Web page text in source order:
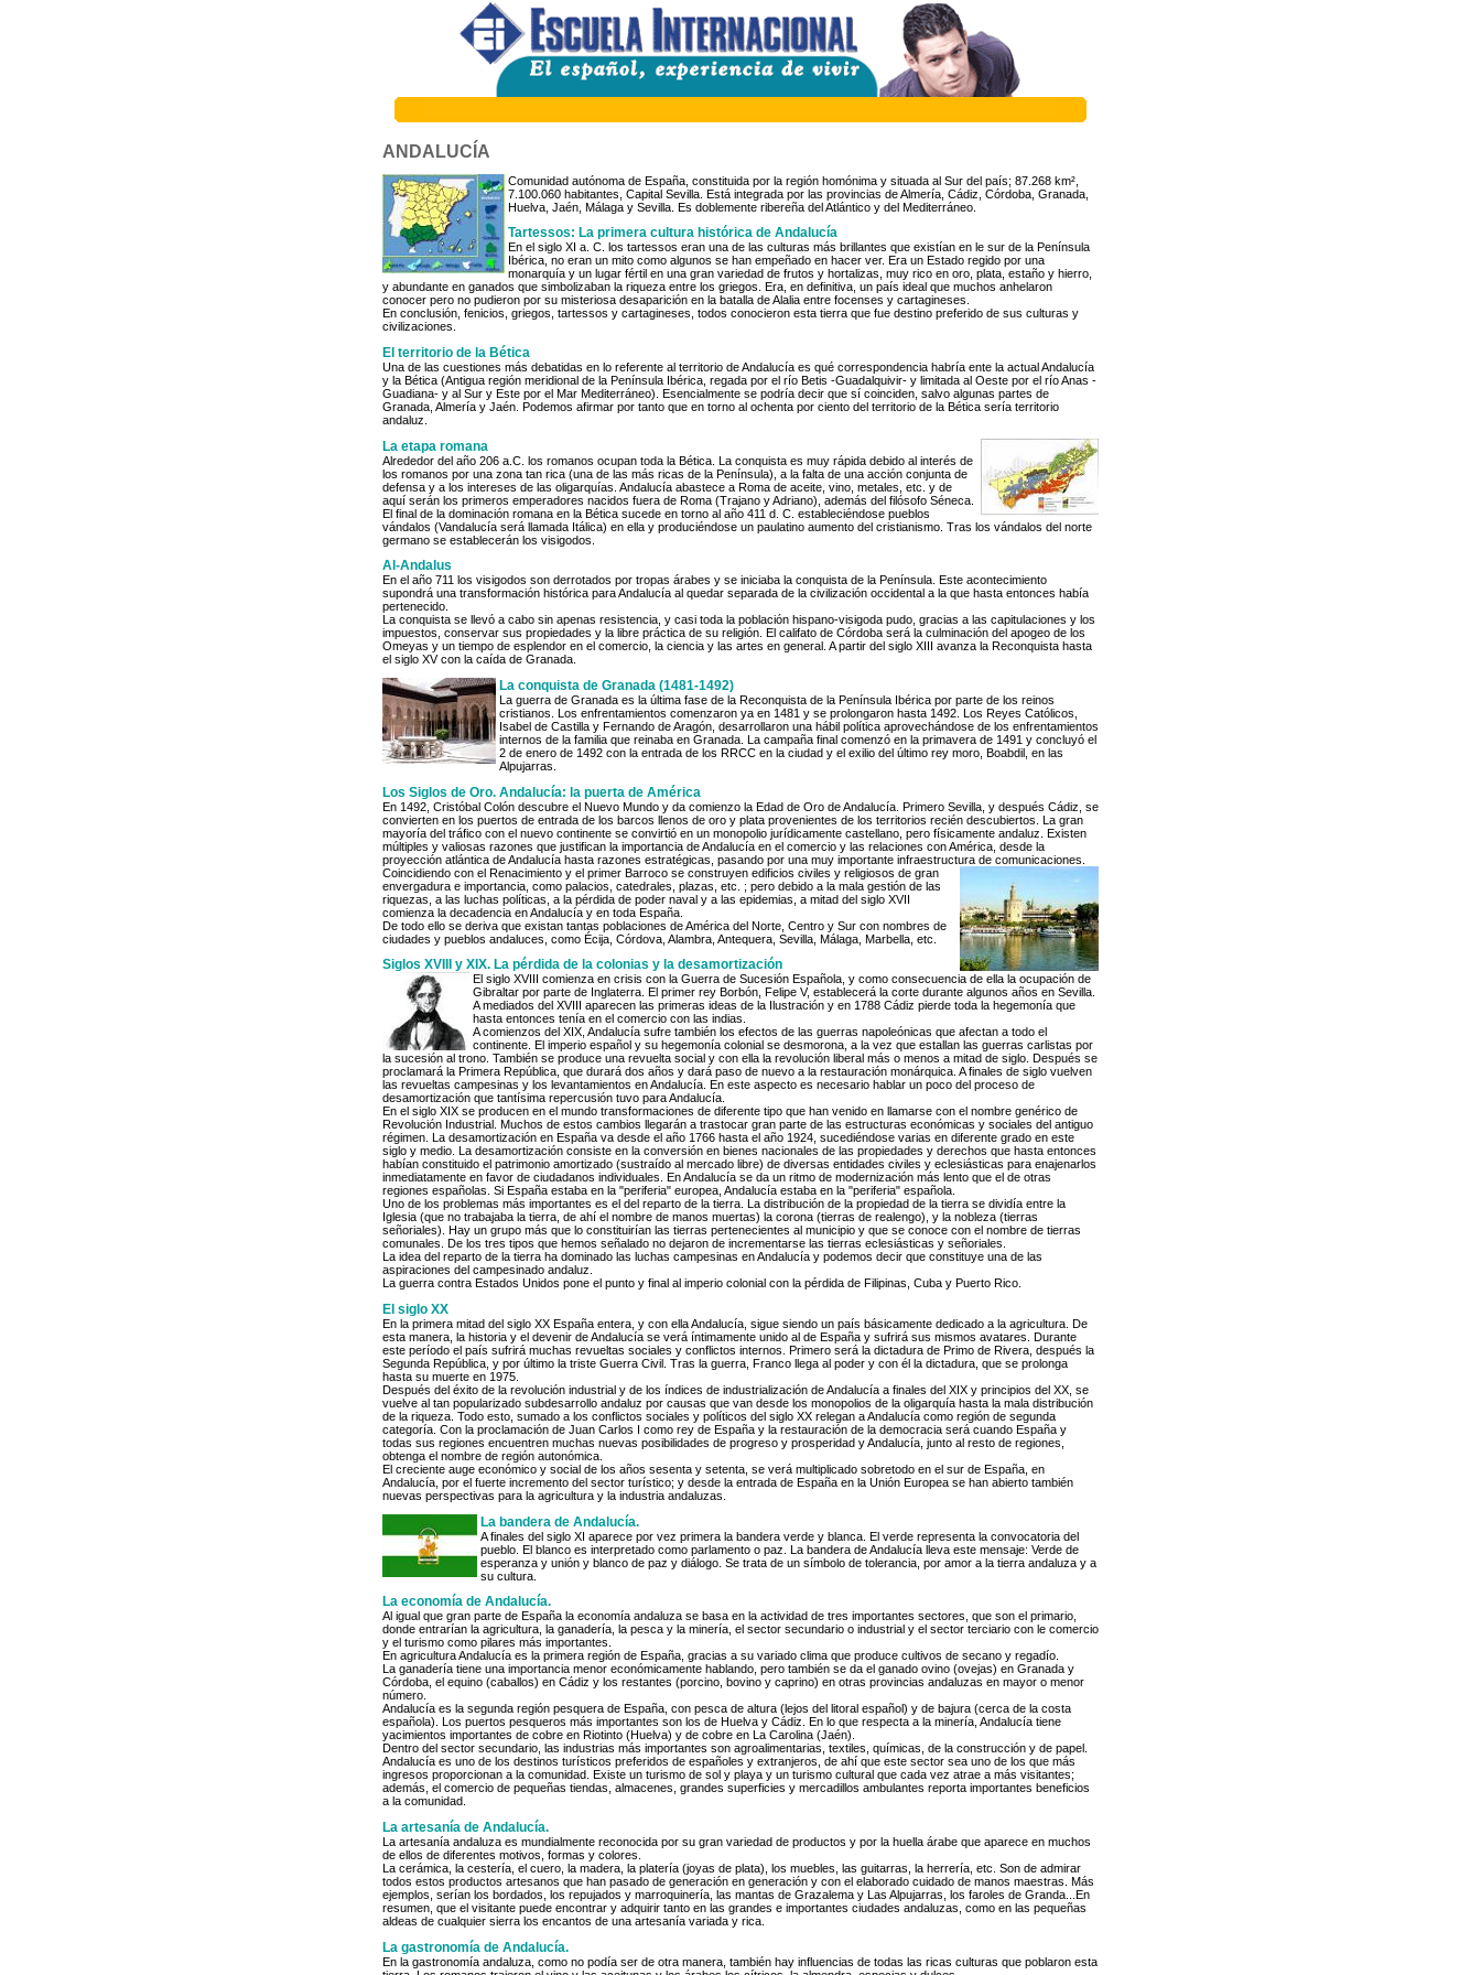
ANDALUCÍA
Comunidad autónoma de España, constituida por la región homónima y situada al Sur del país; 87.268 km²,
7.100.060 habitantes, Capital Sevilla. Está integrada por las provincias de Almería, Cádiz, Córdoba, Granada,
Huelva, Jaén, Málaga y Sevilla. Es doblemente ribereña del Atlántico y del Mediterráneo.
Tartessos: La primera cultura histórica de Andalucía
En el siglo XI a. C. los tartessos eran una de las culturas más brillantes que existían en le sur de la Península
Ibérica, no eran un mito como algunos se han empeñado en hacer ver. Era un Estado regido por una
monarquía y un lugar fértil en una gran variedad de frutos y hortalizas, muy rico en oro, plata, estaño y hierro,
y abundante en ganados que simbolizaban la riqueza entre los griegos. Era, en definitiva, un país ideal que muchos anhelaron
conocer pero no pudieron por su misteriosa desaparición en la batalla de Alalia entre focenses y cartagineses.
En conclusión, fenicios, griegos, tartessos y cartagineses, todos conocieron esta tierra que fue destino preferido de sus culturas y
civilizaciones.
El territorio de la Bética
Una de las cuestiones más debatidas en lo referente al territorio de Andalucía es qué correspondencia habría ente la actual Andalucía
y la Bética (Antigua región meridional de la Península Ibérica, regada por el río Betis -Guadalquivir- y limitada al Oeste por el río Anas -
Guadiana- y al Sur y Este por el Mar Mediterráneo). Esencialmente se podría decir que sí coinciden, salvo algunas partes de
Granada, Almería y Jaén. Podemos afirmar por tanto que en torno al ochenta por ciento del territorio de la Bética sería territorio
andaluz.
La etapa romana
Alrededor del año 206 a.C. los romanos ocupan toda la Bética. La conquista es muy rápida debido al interés de
los romanos por una zona tan rica (una de las más ricas de la Península), a la falta de una acción conjunta de
defensa y a los intereses de las oligarquías. Andalucía abastece a Roma de aceite, vino, metales, etc. y de
aquí serán los primeros emperadores nacidos fuera de Roma (Trajano y Adriano), además del filósofo Séneca.
El final de la dominación romana en la Bética sucede en torno al año 411 d. C. estableciéndose pueblos
vándalos (Vandalucía será llamada Itálica) en ella y produciéndose un paulatino aumento del cristianismo. Tras los vándalos del norte
germano se establecerán los visigodos.
Al-Andalus
En el año 711 los visigodos son derrotados por tropas árabes y se iniciaba la conquista de la Península. Este acontecimiento
supondrá una transformación histórica para Andalucía al quedar separada de la civilización occidental a la que hasta entonces había
pertenecido.
La conquista se llevó a cabo sin apenas resistencia, y casi toda la población hispano-visigoda pudo, gracias a las capitulaciones y los
impuestos, conservar sus propiedades y la libre práctica de su religión. El califato de Córdoba será la culminación del apogeo de los
Omeyas y un tiempo de esplendor en el comercio, la ciencia y las artes en general. A partir del siglo XIII avanza la Reconquista hasta
el siglo XV con la caída de Granada.
La conquista de Granada (1481-1492)
La guerra de Granada es la última fase de la Reconquista de la Península Ibérica por parte de los reinos
cristianos. Los enfrentamientos comenzaron ya en 1481 y se prolongaron hasta 1492. Los Reyes Católicos,
Isabel de Castilla y Fernando de Aragón, desarrollaron una hábil política aprovechándose de los enfrentamientos
internos de la familia que reinaba en Granada. La campaña final comenzó en la primavera de 1491 y concluyó el
2 de enero de 1492 con la entrada de los RRCC en la ciudad y el exilio del último rey moro, Boabdil, en las
Alpujarras.
Los Siglos de Oro. Andalucía: la puerta de América
En 1492, Cristóbal Colón descubre el Nuevo Mundo y da comienzo la Edad de Oro de Andalucía. Primero Sevilla, y después Cádiz, se
convierten en los puertos de entrada de los barcos llenos de oro y plata provenientes de los territorios recién descubiertos. La gran
mayoría del tráfico con el nuevo continente se convirtió en un monopolio jurídicamente castellano, pero físicamente andaluz. Existen
múltiples y valiosas razones que justifican la importancia de Andalucía en el comercio y las relaciones con América, desde la
proyección atlántica de Andalucía hasta razones estratégicas, pasando por una muy importante infraestructura de comunicaciones.
Coincidiendo con el Renacimiento y el primer Barroco se construyen edificios civiles y religiosos de gran
envergadura e importancia, como palacios, catedrales, plazas, etc. ; pero debido a la mala gestión de las
riquezas, a las luchas políticas, a la pérdida de poder naval y a las epidemias, a mitad del siglo XVII
comienza la decadencia en Andalucía y en toda España.
De todo ello se deriva que existan tantas poblaciones de América del Norte, Centro y Sur con nombres de
ciudades y pueblos andaluces, como Écija, Córdova, Alambra, Antequera, Sevilla, Málaga, Marbella, etc.
Siglos XVIII y XIX. La pérdida de la colonias y la desamortización
El siglo XVIII comienza en crisis con la Guerra de Sucesión Española, y como consecuencia de ella la ocupación de
Gibraltar por parte de Inglaterra. El primer rey Borbón, Felipe V, establecerá la corte durante algunos años en Sevilla.
A mediados del XVIII aparecen las primeras ideas de la Ilustración y en 1788 Cádiz pierde toda la hegemonía que
hasta entonces tenía en el comercio con las indias.
A comienzos del XIX, Andalucía sufre también los efectos de las guerras napoleónicas que afectan a todo el
continente. El imperio español y su hegemonía colonial se desmorona, a la vez que estallan las guerras carlistas por
la sucesión al trono. También se produce una revuelta social y con ella la revolución liberal más o menos a mitad de siglo. Después se
proclamará la Primera República, que durará dos años y dará paso de nuevo a la restauración monárquica. A finales de siglo vuelven
las revueltas campesinas y los levantamientos en Andalucía. En este aspecto es necesario hablar un poco del proceso de
desamortización que tantísima repercusión tuvo para Andalucía.
En el siglo XIX se producen en el mundo transformaciones de diferente tipo que han venido en llamarse con el nombre genérico de
Revolución Industrial. Muchos de estos cambios llegarán a trastocar gran parte de las estructuras económicas y sociales del antiguo
régimen. La desamortización en España va desde el año 1766 hasta el año 1924, sucediéndose varias en diferente grado en este
siglo y medio. La desamortización consiste en la conversión en bienes nacionales de las propiedades y derechos que hasta entonces
habían constituido el patrimonio amortizado (sustraído al mercado libre) de diversas entidades civiles y eclesiásticas para enajenarlos
inmediatamente en favor de ciudadanos individuales. En Andalucía se da un ritmo de modernización más lento que el de otras
regiones españolas. Si España estaba en la "periferia" europea, Andalucía estaba en la "periferia" española.
Uno de los problemas más importantes es el del reparto de la tierra. La distribución de la propiedad de la tierra se dividía entre la
Iglesia (que no trabajaba la tierra, de ahí el nombre de manos muertas) la corona (tierras de realengo), y la nobleza (tierras
señoriales). Hay un grupo más que lo constituirían las tierras pertenecientes al municipio y que se conoce con el nombre de tierras
comunales. De los tres tipos que hemos señalado no dejaron de incrementarse las tierras eclesiásticas y señoriales.
La idea del reparto de la tierra ha dominado las luchas campesinas en Andalucía y podemos decir que constituye una de las
aspiraciones del campesinado andaluz.
La guerra contra Estados Unidos pone el punto y final al imperio colonial con la pérdida de Filipinas, Cuba y Puerto Rico.
El siglo XX
En la primera mitad del siglo XX España entera, y con ella Andalucía, sigue siendo un país básicamente dedicado a la agricultura. De
esta manera, la historia y el devenir de Andalucía se verá íntimamente unido al de España y sufrirá sus mismos avatares. Durante
este período el país sufrirá muchas revueltas sociales y conflictos internos. Primero será la dictadura de Primo de Rivera, después la
Segunda República, y por último la triste Guerra Civil. Tras la guerra, Franco llega al poder y con él la dictadura, que se prolonga
hasta su muerte en 1975.
Después del éxito de la revolución industrial y de los índices de industrialización de Andalucía a finales del XIX y principios del XX, se
vuelve al tan popularizado subdesarrollo andaluz por causas que van desde los monopolios de la oligarquía hasta la mala distribución
de la riqueza. Todo esto, sumado a los conflictos sociales y políticos del siglo XX relegan a Andalucía como región de segunda
categoría. Con la proclamación de Juan Carlos I como rey de España y la restauración de la democracia será cuando España y
todas sus regiones encuentren muchas nuevas posibilidades de progreso y prosperidad y Andalucía, junto al resto de regiones,
obtenga el nombre de región autonómica.
El creciente auge económico y social de los años sesenta y setenta, se verá multiplicado sobretodo en el sur de España, en
Andalucía, por el fuerte incremento del sector turístico; y desde la entrada de España en la Unión Europea se han abierto también
nuevas perspectivas para la agricultura y la industria andaluzas.
La bandera de Andalucía.
A finales del siglo XI aparece por vez primera la bandera verde y blanca. El verde representa la convocatoria del
pueblo. El blanco es interpretado como parlamento o paz. La bandera de Andalucía lleva este mensaje: Verde de
esperanza y unión y blanco de paz y diálogo. Se trata de un símbolo de tolerancia, por amor a la tierra andaluza y a
su cultura.
La economía de Andalucía.
Al igual que gran parte de España la economía andaluza se basa en la actividad de tres importantes sectores, que son el primario,
donde entrarían la agricultura, la ganadería, la pesca y la minería, el sector secundario o industrial y el sector terciario con le comercio
y el turismo como pilares más importantes.
En agricultura Andalucía es la primera región de España, gracias a su variado clima que produce cultivos de secano y regadío.
La ganadería tiene una importancia menor económicamente hablando, pero también se da el ganado ovino (ovejas) en Granada y
Córdoba, el equino (caballos) en Cádiz y los restantes (porcino, bovino y caprino) en otras provincias andaluzas en mayor o menor
número.
Andalucía es la segunda región pesquera de España, con pesca de altura (lejos del litoral español) y de bajura (cerca de la costa
española). Los puertos pesqueros más importantes son los de Huelva y Cádiz. En lo que respecta a la minería, Andalucía tiene
yacimientos importantes de cobre en Riotinto (Huelva) y de cobre en La Carolina (Jaén).
Dentro del sector secundario, las industrias más importantes son agroalimentarias, textiles, químicas, de la construcción y de papel.
Andalucía es uno de los destinos turísticos preferidos de españoles y extranjeros, de ahí que este sector sea uno de los que más
ingresos proporcionan a la comunidad. Existe un turismo de sol y playa y un turismo cultural que cada vez atrae a más visitantes;
además, el comercio de pequeñas tiendas, almacenes, grandes superficies y mercadillos ambulantes reporta importantes beneficios
a la comunidad.
La artesanía de Andalucía.
La artesanía andaluza es mundialmente reconocida por su gran variedad de productos y por la huella árabe que aparece en muchos
de ellos de diferentes motivos, formas y colores.
La cerámica, la cestería, el cuero, la madera, la platería (joyas de plata), los muebles, las guitarras, la herrería, etc. Son de admirar
todos estos productos artesanos que han pasado de generación en generación y con el elaborado cuidado de manos maestras. Más
ejemplos, serían los bordados, los repujados y marroquinería, las mantas de Grazalema y Las Alpujarras, los faroles de Granda...En
resumen, que el visitante puede encontrar y adquirir tanto en las grandes e importantes ciudades andaluzas, como en las pequeñas
aldeas de cualquier sierra los encantos de una artesanía variada y rica.
La gastronomía de Andalucía.
En la gastronomía andaluza, como no podía ser de otra manera, también hay influencias de todas las ricas culturas que poblaron esta